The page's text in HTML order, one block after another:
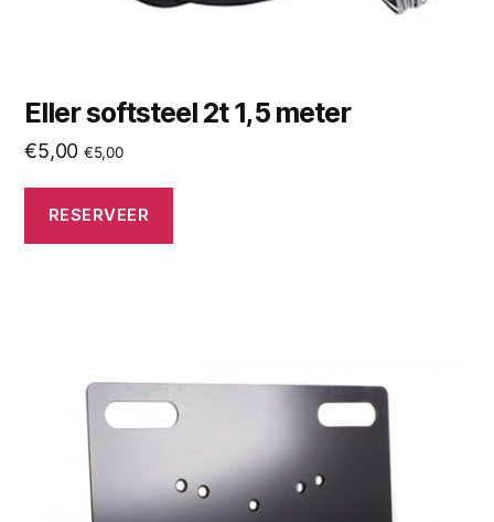
Eller softsteel 2t 1,5 meter
€5,00 €5,00
RESERVEER